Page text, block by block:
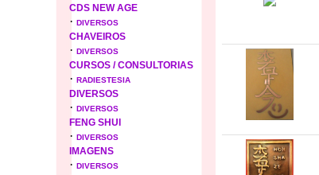
CDS NEW AGE
· DIVERSOS
CHAVEIROS
· DIVERSOS
CURSOS / CONSULTORIAS
· RADIESTESIA
DIVERSOS
· DIVERSOS
FENG SHUI
· DIVERSOS
IMAGENS
· DIVERSOS